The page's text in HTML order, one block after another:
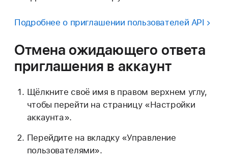
Подробнее о приглашении пользователей API
Отмена ожидающего ответа
приглашения в аккаунт
Щёлкните своё имя в правом верхнем углу,
чтобы перейти на страницу «Настройки
аккаунта».
Перейдите на вкладку «Управление
пользователями».